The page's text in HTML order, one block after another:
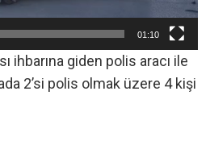
01:10
ihbarına giden polis aracı ile
2’si polis olmak üzere 4 kişi